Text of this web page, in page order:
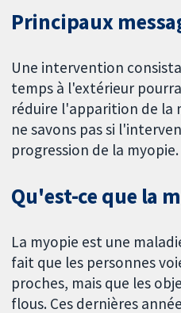
Principaux
Une intervention
temps à l'extérieur
réduire l'apparition de la
ne savons pas si
progression de la myopie.
Qu'est-ce que la
La myopie est une
fait que les personnes
proches, mais que les
flous. Ces dernières